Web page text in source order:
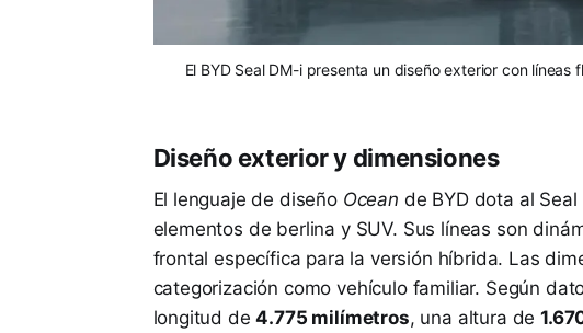
El BYD Seal DM-i presenta un diseño exterior con
Diseño exterior y dimensiones
El lenguaje de diseño Ocean de BYD dota al
elementos de berlina y SUV. Sus líneas son
frontal específica para la versión híbrida. Las
categorización como vehículo familiar. Según
longitud de4.775 milímetros, una altura de